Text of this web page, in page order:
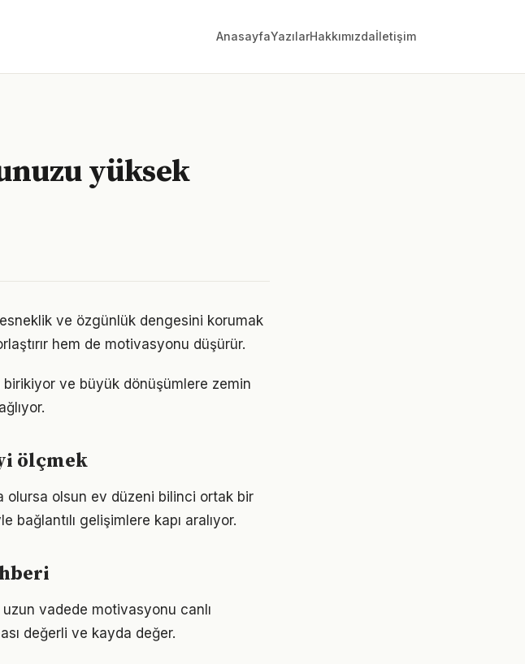
AnasayfaYazılarHakkımızdaİletişim
yüksek
ve özgünlük dengesini korumak
hem de motivasyonu düşürür.
ve büyük dönüşümlere zemin
ölçmek
olursa olsun ev düzeni bilinci ortak bir
bağlantılı gelişimlere kapı aralıyor.
vadede motivasyonu canlı
değerli ve kayda değer.